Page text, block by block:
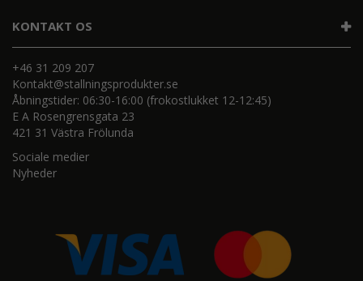
KONTAKT OS
+46 31 209 207
Kontakt@stallningsprodukter.se
Åbningstider: 06:30-16:00 (frokostlukket 12-12:45)
E A Rosengrensgata 23
421 31 Västra Frölunda
Sociale medier
Nyheder